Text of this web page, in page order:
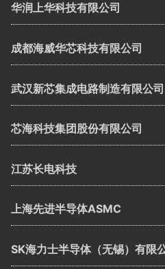
华润上华科技有限公司
成都海威华芯科技有限公司
武汉新芯集成电路制造有限公司
芯海科技集团股份有限公司
江苏长电科技
上海先进半导体ASMC
SK海力士半导体（无锡）有限